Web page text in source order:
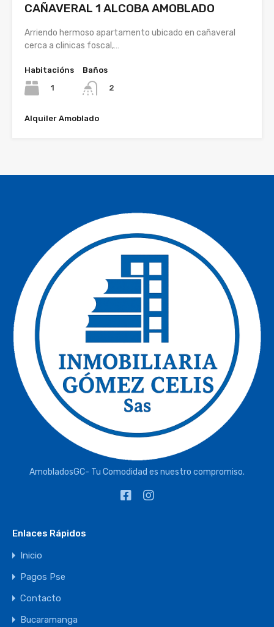
CAÑAVERAL 1 ALCOBA AMOBLADO
Arriendo hermoso apartamento ubicado en cañaveral
cerca a clinicas foscal,…
Habitacións
1
Baños
2
Alquiler Amoblado
AmobladosGC- Tu Comodidad es nuestro compromiso.
Enlaces Rápidos
Inicio
Pagos Pse
Contacto
Bucaramanga